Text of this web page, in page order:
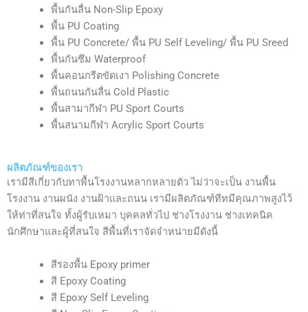
พื้นกันลื่น Non-Slip Epoxy
พื้น PU Coating
พื้น PU Concrete/ พื้น PU Self Leveling/ พื้น PU Sreed
พื้นกันซึม Waterproof
พื้นคอนกรีตขัดเงา Polishing Concrete
พื้นถนนกันลื่น Cold Plastic
พื้นสามากีฬา PU Sport Courts
พื้นสนามกีฬา Acrylic Sport Courts
ผลิตภัณฑ์ของเรา
เรามีสีเกี่ยวกับทาพื้นโรงงานหลากหลายตัว ไม่ว่าจะเป็น งานพื้น
โรงงาน งานผนัง งานฝ้าและถนน เรามีผลิตภัณฑ์ทีทมีคุณภาพสูงไว้
ให้ท่าที่สนใจ ทั้งผู้รับเหมา บุคคลทั่วไป ช่างโรงงาน ช่างเทคนิค
นักศึกษาและผู้ที่สนใจ สีพื้นที่เราจัดจำหน่ายมีดังนี้
สีรองพื้น Epoxy primer
สี Epoxy Coating
สี Epoxy Self Leveling